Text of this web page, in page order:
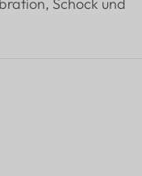
Schock und